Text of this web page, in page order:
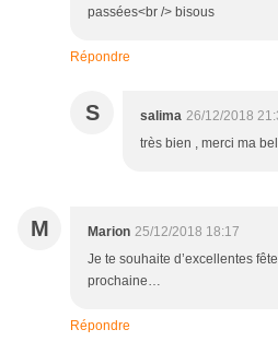
passées<br /> bisous
Répondre
S salima 26/12/2018
très bien , merci ma
M Marion 25/12/2018 18:17
Je te souhaite d’excellentes
prochaine…
Répondre